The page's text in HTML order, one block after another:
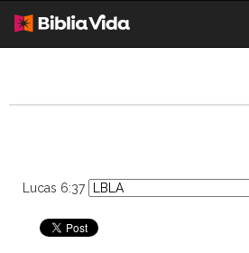
Lucas 6:37